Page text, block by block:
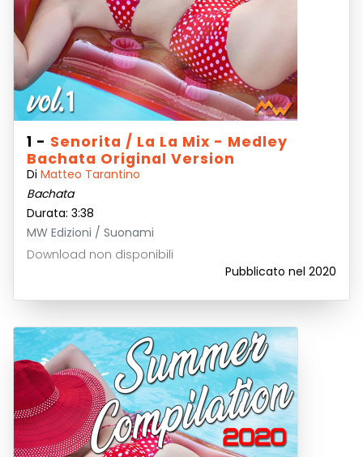
1 - Senorita / La La Mix - Medley
Bachata Original Version
Di Matteo Tarantino
Bachata
Durata: 3:38
MW Edizioni / Suonami
Download non disponibili
Pubblicato nel 2020